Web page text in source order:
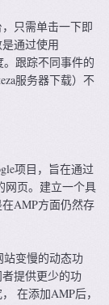
只需单击一下即
通过使用
。跟踪不同事件的
服务器下载）不
项目，旨在通过
网页。建立一个具
AMP方面仍然存
变慢的动态功
提供更少的功
在添加AMP后，